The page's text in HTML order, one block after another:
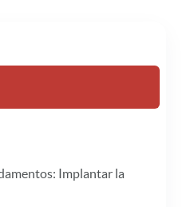
Implantar la